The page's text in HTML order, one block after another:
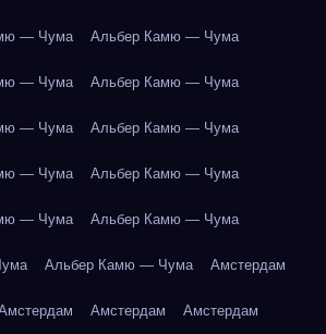
— Чума Альбер Камю — Чума
— Чума Альбер Камю — Чума
— Чума Альбер Камю — Чума
— Чума Альбер Камю — Чума
— Чума Альбер Камю — Чума
Альбер Камю — Чума Амстердам
Амстердам Амстердам